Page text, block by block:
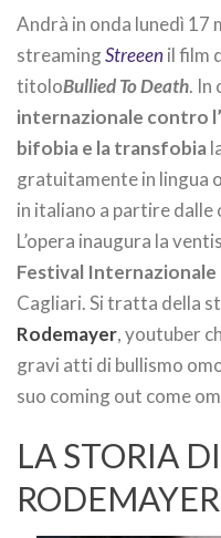
Andrà in onda lunedì 17
streamingStreeenil film
titoloBullied To Death. In
internazionale contro
bifobia e la transfobia
gratuitamente in lingua
in italiano a partire dalle
L’opera inaugura la
Festival Internazionale
Cagliari. Si tratta della
Rodemayer, youtuber
gravi atti di bullismo
suo coming out come
LA STORIA
RODEMAYER